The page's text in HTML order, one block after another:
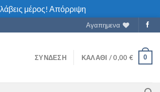
μέρος! Απόρριψη
Αγαπημενα
ΣΎΝΔΕΣΗ ΚΑΛΆΘΙ /0,00 € 0